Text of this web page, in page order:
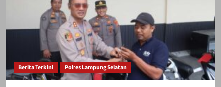
Berita Terkini Polres Lampung Selatan